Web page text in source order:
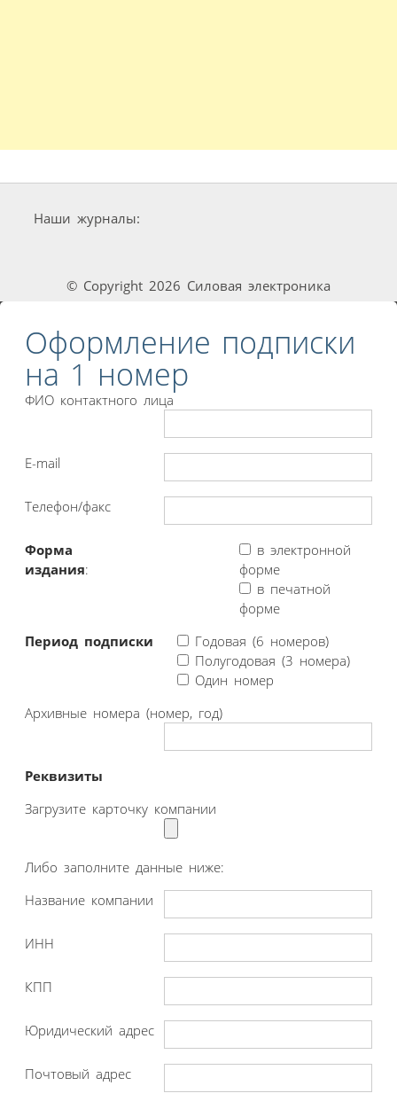
Наши журналы:
© Copyright 2026 Силовая электроника
Оформление подписки
на 1 номер
ФИО контактного лица
E-mail
Телефон/факс
Форма
издания:
в электронной
форме
в печатной
форме
Период подписки
Годовая (6 номеров)
Полугодовая (3 номера)
Один номер
Архивные номера (номер, год)
Реквизиты
Загрузите карточку компании
Либо заполните данные ниже:
Название компании
ИНН
КПП
Юридический адрес
Почтовый адрес